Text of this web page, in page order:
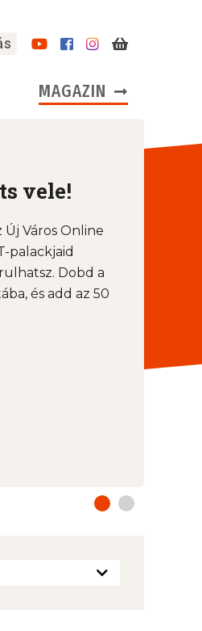
MAGAZIN
vele!
Új Város Online
palackjaid
Dobd a
és add az 50